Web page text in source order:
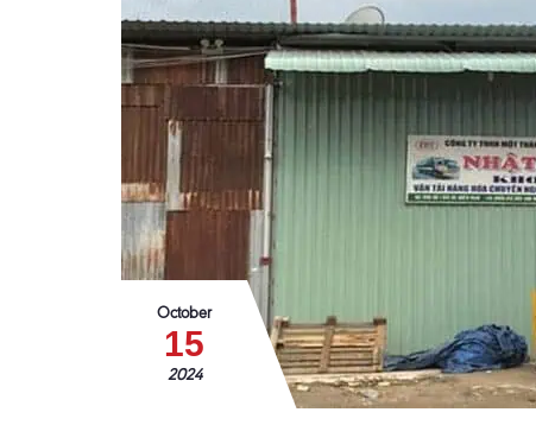
October
15
2024